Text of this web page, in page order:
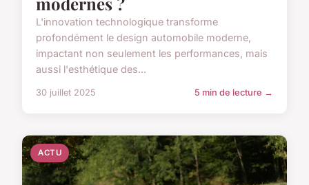
L'innovation technologique transforme
profondément le design automobile moderne,
impactant non seulement les performances, mais
aussi l'esthétique des...
30 juillet 2025 5 min de lecture →
ACTU